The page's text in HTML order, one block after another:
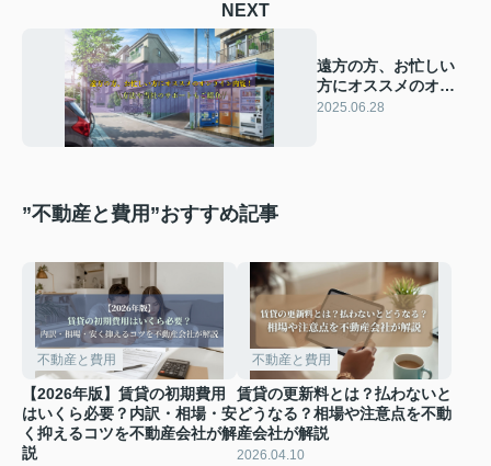
NEXT
遠方の方、お忙しい
方にオススメのオン
ライン内覧！方法や
2025.06.28
”不動産と費用”おすすめ記事
不動産と費用
【2026年版】賃貸の初期費用
はいくら必要？内訳・相場・安
く抑えるコツを不動産会社が解
説
不動産と費用
賃貸の更新料とは？払わないと
どうなる？相場や注意点を不動
産会社が解説
2026.04.10